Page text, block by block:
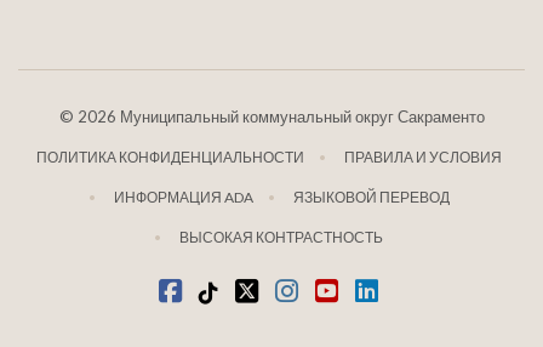
© 2026 Муниципальный коммунальный округ Сакраменто
ПОЛИТИКА КОНФИДЕНЦИАЛЬНОСТИ ПРАВИЛА И УСЛОВИЯ
ИНФОРМАЦИЯ ADA ЯЗЫКОВОЙ ПЕРЕВОД
ВЫСОКАЯ КОНТРАСТНОСТЬ
Фейсбук
Тик-Токщебетать
Инстаграм
ЮтубLinkedIn